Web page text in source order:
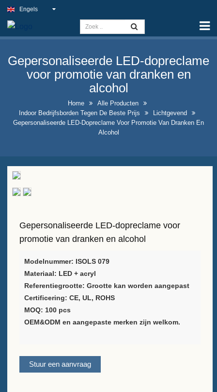
Capaciteit
Slim Light Sign
Buitenpubbord
Indoor Bedrijfsborden tegen de
beste prijs
Opvallend Ontwerp van
Likeurfles-displayontwerp
Leverancier van
Aangepaste barmenuhouder
Standaard voor tafel
Stangaccessoires
Engels
Gepersonaliseerde LED-dopreclame
voor promotie van dranken en
alcohol
Home
Alle Producten
Indoor Bedrijfsborden Tegen De Beste Prijs
Lichtgevend
Gepersonaliseerde LED-Dopreclame Voor Promotie Van Dranken En
Alcohol
Gepersonaliseerde LED-dopreclame voor
promotie van dranken en alcohol
Modelnummer: ISOLS 079
Materiaal: LED + acryl
Referentiegrootte: Grootte kan worden aangepast
Certificering: CE, UL, ROHS
MOQ: 100 pcs
OEM&ODM en aangepaste merken zijn welkom.
Stuur een aanvraag